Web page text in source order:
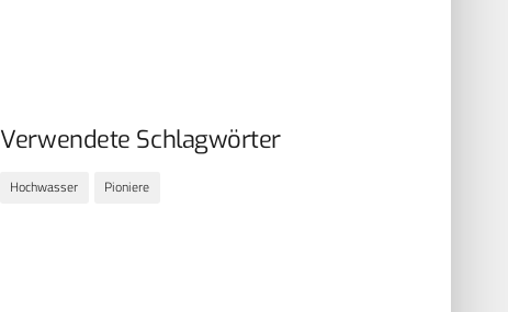
Verwendete Schlagwörter
Hochwasser Pioniere